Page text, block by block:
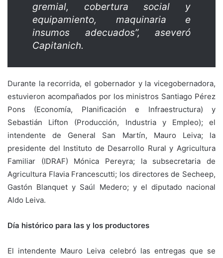
gremial, cobertura social y
equipamiento, maquinaria e
insumos adecuados”, aseveró
Capitanich.
Durante la recorrida, el gobernador y la vicegobernadora,
estuvieron acompañados por los ministros Santiago Pérez
Pons (Economía, Planificación e Infraestructura) y
Sebastián Lifton (Producción, Industria y Empleo); el
intendente de General San Martín, Mauro Leiva; la
presidente del Instituto de Desarrollo Rural y Agricultura
Familiar (IDRAF) Mónica Pereyra; la subsecretaria de
Agricultura Flavia Francescutti; los directores de Secheep,
Gastón Blanquet y Saúl Medero; y el diputado nacional
Aldo Leiva.
Día histórico para las y los productores
El intendente Mauro Leiva celebró las entregas que se